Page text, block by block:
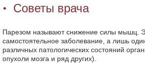
Советы врача
Парезом называют снижение силы мышц.
самостоятельное заболевание, а лишь
различных патологических состояний
опухоли мозга и ряд других).